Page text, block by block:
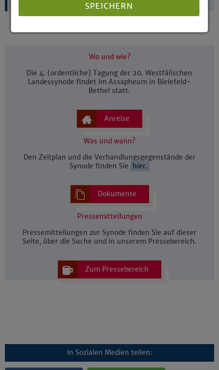
Wo und wie?
Die 4. (ordentliche) Tagung der 20. Westfälischen
Landessynode findet im Assapheum in Bielefeld-
Bethel statt.
Anreise
Was und wann?
Den Zeitplan und die Verhandlungsgegenstände der
Synode finden Sie hier.
Dokumente
Pressemitteilungen
Pressemitteilungen zur Synode finden Sie auf dieser
Seite, über die Suche und in unserem Pressebereich.
Zum Pressebereich
In Sozialen Medien teilen:
SPEICHERN
Impressum|Datenschutz